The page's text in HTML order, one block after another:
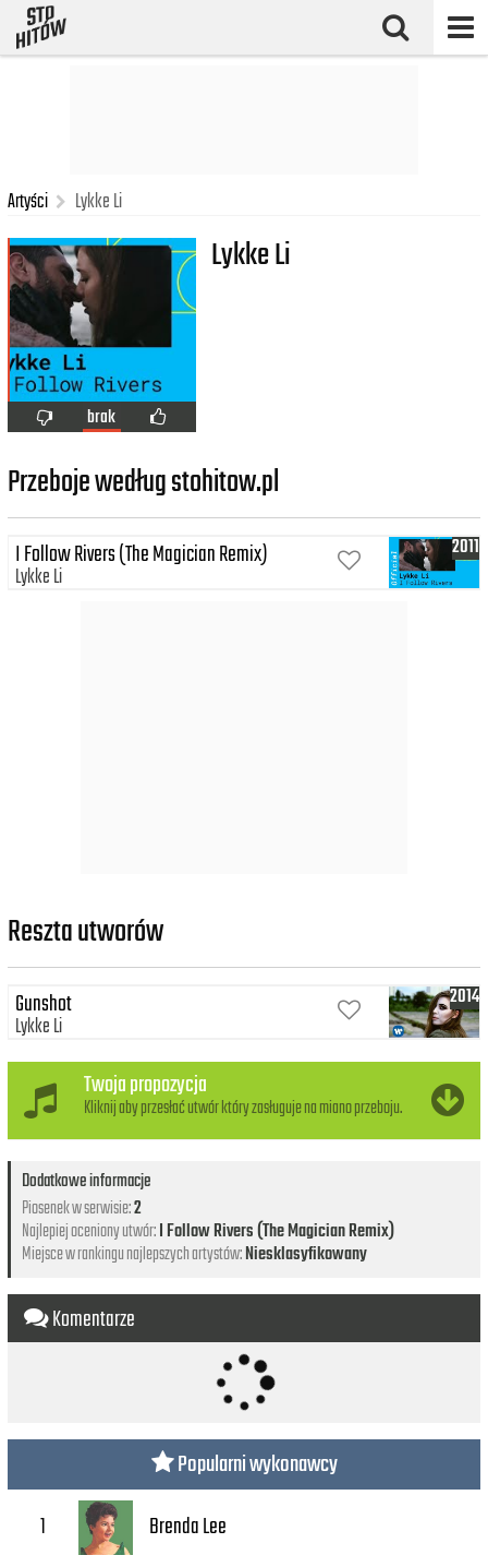
Artyści Lykke Li
brak
Lykke Li
Przeboje według stohitow.pl
2011
I Follow Rivers (The Magician Remix)
Lykke Li
Reszta utworów
2014
Gunshot
Lykke Li
Twoja propozycja
Kliknij aby przesłać utwór który zasługuje na miano przeboju.
Dodatkowe informacje
Piosenek w serwisie:2
Najlepiej oceniony utwór:I Follow Rivers (The Magician Remix)
Miejsce w rankingu najlepszych artystów:Niesklasyfikowany
Komentarze
Popularni wykonawcy
1 Brenda Lee